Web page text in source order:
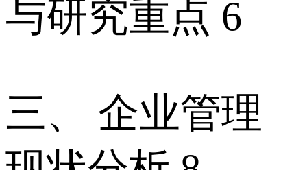
与研究重点 6
三、 企业管理